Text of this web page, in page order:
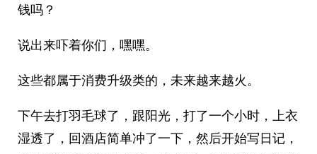
钱吗？
说出来吓着你们，嘿嘿。
这些都属于消费升级类的，未来越来越火。
下午去打羽毛球了，跟阳光，打了一个小时，上衣
湿透了，回酒店简单冲了一下，然后开始写日记，